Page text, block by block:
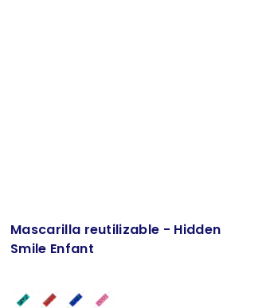
Mascarilla reutilizable - Hidden
Smile Enfant